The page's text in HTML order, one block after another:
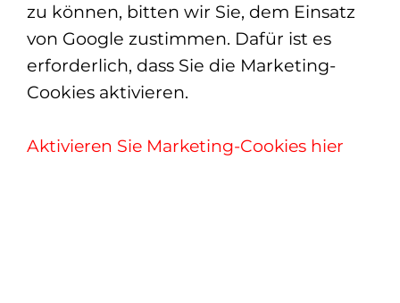
zu können, bitten wir Sie, dem Einsatz
von Google zustimmen. Dafür ist es
erforderlich, dass Sie die Marketing-
Cookies aktivieren.
Aktivieren Sie Marketing-Cookies hier